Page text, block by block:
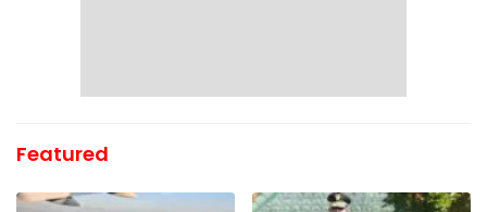
Featured